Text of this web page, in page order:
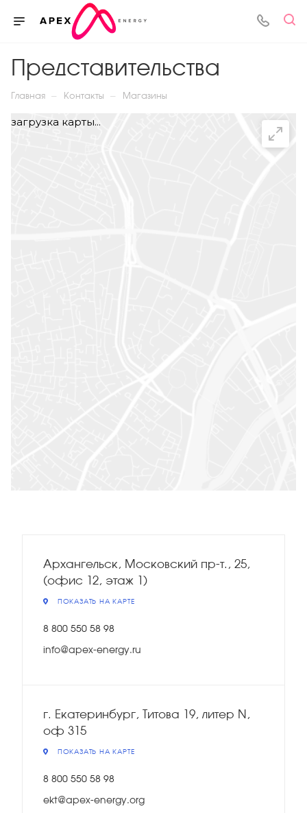
Представительства
Главная — Контакты — Магазины
загрузка карты...
Архангельск, Московский пр-т., 25,
(офис 12, этаж 1)
ПОКАЗАТЬ НА КАРТЕ
8 800 550 58 98
info@apex-energy.ru
г. Екатеринбург, Титова 19, литер N,
оф 315
ПОКАЗАТЬ НА КАРТЕ
8 800 550 58 98
ekt@apex-energy.org